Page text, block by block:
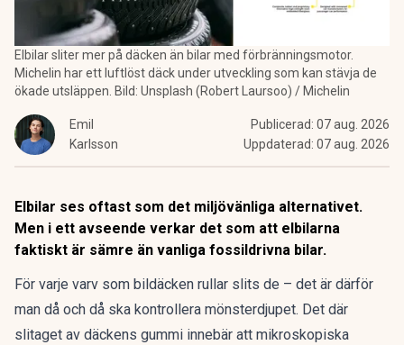
Elbilar sliter mer på däcken än bilar med förbränningsmotor.
Michelin har ett luftlöst däck under utveckling som kan stävja de
ökade utsläppen. Bild: Unsplash (Robert Laursoo) / Michelin
Emil
Karlsson
Publicerad: 07 aug. 2026
Uppdaterad: 07 aug. 2026
Elbilar ses oftast som det miljövänliga alternativet.
Men i ett avseende verkar det som att elbilarna
faktiskt är sämre än vanliga fossildrivna bilar.
För varje varv som bildäcken rullar slits de – det är därför
man då och då ska kontrollera mönsterdjupet. Det där
slitaget av däckens gummi innebär att mikroskopiska